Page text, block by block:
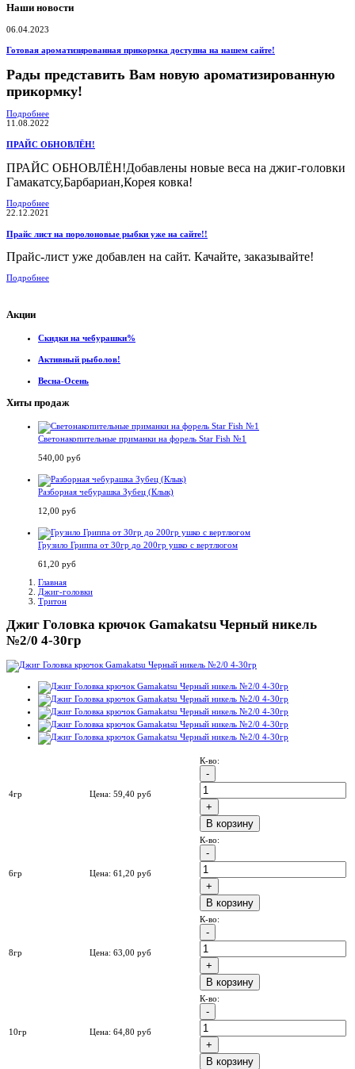
Наши новости
06.04.2023
Готовая ароматизированная прикормка доступна на нашем сайте!
Рады представить Вам новую ароматизированную
прикормку!
Подробнее
11.08.2022
ПРАЙС ОБНОВЛЁН!
ПРАЙС ОБНОВЛЁН!Добавлены новые веса на джиг-головки
Гамакатсу,Барбариан,Корея ковка!
Подробнее
22.12.2021
Прайс лист на поролоновые рыбки уже на сайте!!
Прайс-лист уже добавлен на сайт. Качайте, заказывайте!
Подробнее
Акции
Скидки на чебурашки%
Активный рыболов!
Весна-Осень
Хиты продаж
Светонакопительные приманки на форель Star Fish №1
540,00 руб
Разборная чебурашка Зубец (Клык)
12,00 руб
Грузило Гриппа от 30гр до 200гр ушко с вертлюгом
61,20 руб
Главная
Джиг-головки
Тритон
Джиг Головка крючок Gamakatsu Черный никель
№2/0 4-30гр
4гр Цена: 59,40 руб
К-во:
B корзину
6гр Цена: 61,20 руб
К-во:
B корзину
8гр Цена: 63,00 руб
К-во:
B корзину
10гр Цена: 64,80 руб
К-во:
B корзину